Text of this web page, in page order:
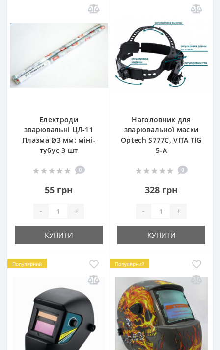
Електроди
зварювальні ЦЛ-11
Плазма Ø3 мм: міні-
тубус 3 шт
0
55 грн
- +
КУПИТИ
Наголовник для
зварювальної маски
Optech S777C, VITA TIG
5-A
0
328 грн
- +
КУПИТИ
Популярний Популярний